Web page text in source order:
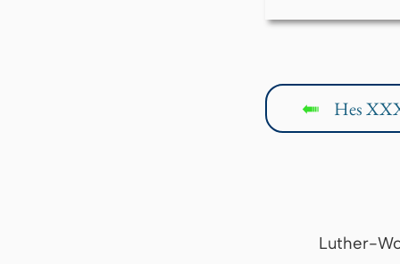
↤ Hes
Luther-